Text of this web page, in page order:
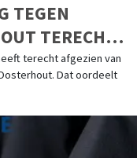
TEGEN
TERECHT
terecht afgezien van
Dat oordeelt